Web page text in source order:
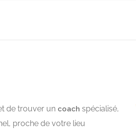
de trouver un coach spécialisé,
proche de votre lieu